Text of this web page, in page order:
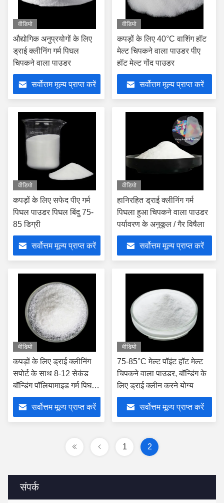
संपर्क
वीडियो
औद्योगिक अनुप्रयोगों के लिए
ड्राई क्लीनिंग गर्म पिघल
चिपकने वाला पाउडर
सर्वोत्तम मूल्य प्राप्त करें
वीडियो
कपड़ों के लिए 40°C वाशिंग हॉट
मेल्ट चिपकने वाला पाउडर पीए
हॉट मेल्ट गोंद पाउडर
सर्वोत्तम मूल्य प्राप्त करें
वीडियो
कपड़ों के लिए सफेद पीए गर्म
पिघल पाउडर पिघल बिंदु 75-
85 डिग्री
सर्वोत्तम मूल्य प्राप्त करें
वीडियो
हानिरहित ड्राई क्लीनिंग गर्म
पिघला हुआ चिपकने वाला पाउडर
पर्यावरण के अनुकूल / गैर विषैला
सर्वोत्तम मूल्य प्राप्त करें
वीडियो
कपड़ों के लिए ड्राई क्लीनिंग
सपोर्ट के साथ 8-12 सेकंड
बॉन्डिंग पॉलियामाइड गर्म पिघल
चिपकने वाला पाउडर
सर्वोत्तम मूल्य प्राप्त करें
वीडियो
75-85°C मेल्ट पॉइंट हॉट मेल्ट
चिपकने वाला पाउडर, बॉन्डिंग के
लिए ड्राई क्लीन करने योग्य
सर्वोत्तम मूल्य प्राप्त करें
1 2